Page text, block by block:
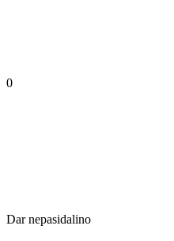
0
Dar nepasidalino